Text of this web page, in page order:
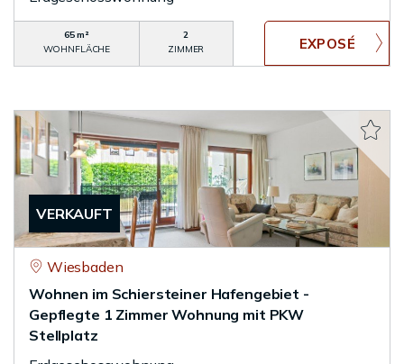
65 m²
WOHNFLÄCHE
2
ZIMMER
VERKAUFT
Wiesbaden
Wohnen im Schiersteiner Hafengebiet -
Gepflegte 1 Zimmer Wohnung mit PKW
Stellplatz